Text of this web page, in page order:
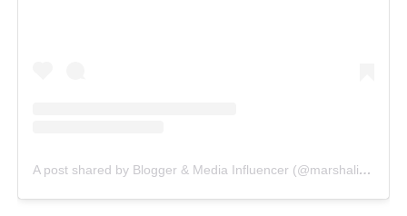
A post shared by Blogger & Media Influencer (@marshalizadotcom)